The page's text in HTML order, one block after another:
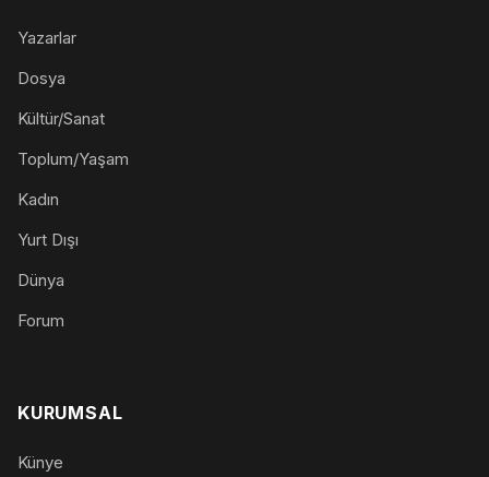
Yazarlar
Dosya
Kültür/Sanat
Toplum/Yaşam
Kadın
Yurt Dışı
Dünya
Forum
KURUMSAL
Künye